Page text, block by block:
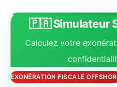
🇵🇦 Simulateur
Calculez votre
EXONÉRATION FISCALE